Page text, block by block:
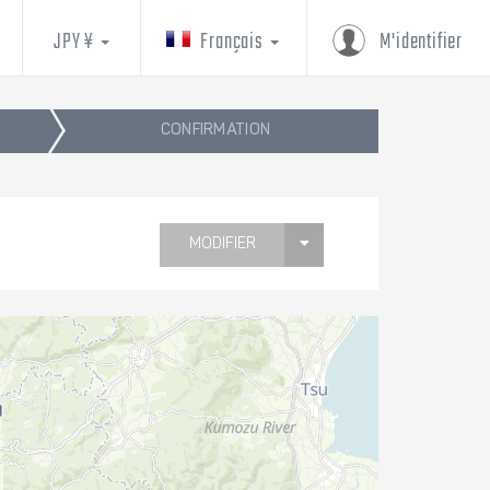
M'identifier
Français
JPY ¥
CONFIRMATION
MODIFIER